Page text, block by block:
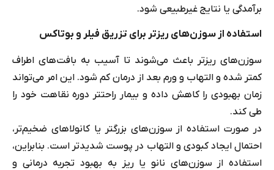
برآمدگی یا نتایج غیرطبیعی شود.
استفاده از سوزن‌های ریزتر برای تزریق فیلر و بوتاکس
سوزن‌های ریزتر باعث می‌شوند تا آسیب به بافت‌های اطراف
کمتر شده و التهاب و ورم بعد از درمان کم شود. این امر می‌تواند
زمان بهبودی را کاهش داده و بیمار راحت‎تر دوره نقاهت خود را
طی کند.
در صورت استفاده از سوزن‌های بزرگتر یا کانولاهای ضخیم‌تر،
احتمال ایجاد کبودی و التهاب در پوست شدیدتر است. بنابراین،
استفاده از سوزن‌های نانو یا ریز به بهبود تجربه درمانی و